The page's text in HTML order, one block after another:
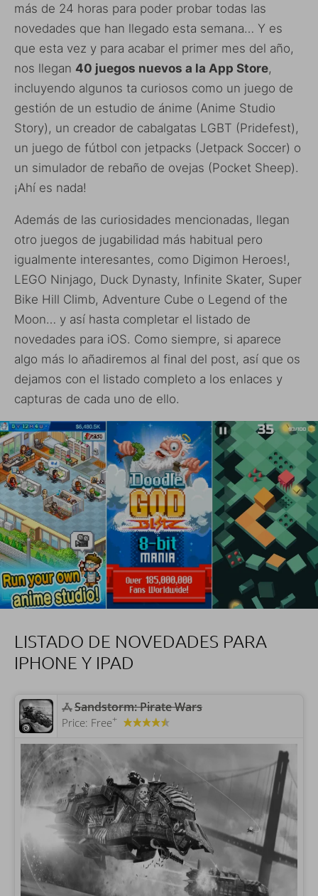
más de 24 horas para poder probar todas las
novedades que han llegado esta semana… Y es
que esta vez y para acabar el primer mes del año,
nos llegan 40 juegos nuevos a la App Store,
incluyendo algunos ta curiosos como un juego de
gestión de un estudio de ánime (Anime Studio
Story), un creador de cabalgatas LGBT (Pridefest),
un juego de fútbol con jetpacks (Jetpack Soccer) o
un simulador de rebaño de ovejas (Pocket Sheep).
¡Ahí es nada!
Además de las curiosidades mencionadas, llegan
otro juegos de jugabilidad más habitual pero
igualmente interesantes, como Digimon Heroes!,
LEGO Ninjago, Duck Dynasty, Infinite Skater, Super
Bike Hill Climb, Adventure Cube o Legend of the
Moon… y así hasta completar el listado de
novedades para iOS. Como siempre, si aparece
algo más lo añadiremos al final del post, así que os
dejamos con el listado completo a los enlaces y
capturas de cada uno de ello.
LISTADO DE NOVEDADES PARA
IPHONE Y IPAD
Sandstorm: Pirate Wars
Price: Free+